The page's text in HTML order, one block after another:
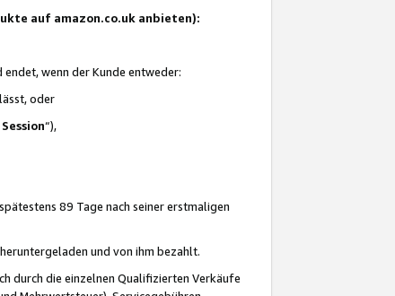
auf amazon.co.uk anbieten):
wenn der Kunde entweder:
oder
“),
89 Tage nach seiner erstmaligen
und von ihm bezahlt.
durch die einzelnen Qualifizierten Verkäufe